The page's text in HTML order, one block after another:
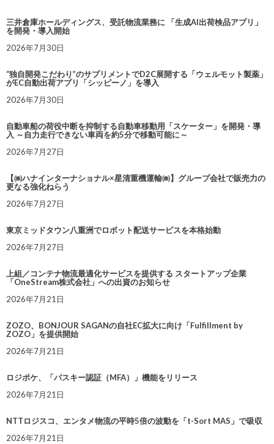
三井倉庫ホールディングス、受託物流業務に 「生成AI出荷検品アプリ」
を開発・導入開始
2026年7月30日
“独自開発こだわり”のサプリメントでD2C展開する「ウェルモット製薬」
がEC自動出荷アプリ「シッピーノ」を導入
2026年7月30日
自動車船の荷役中断を抑制する自動車移動用「スケーター」を開発・導
入 ～自力走行できない車両を約5分で移動可能に～
2026年7月27日
【㈱ハナインターナショナル×星清重機運輸㈱】グループ会社で販売力の
更なる強化ねらう
2026年7月27日
東京ミッドタウン八重洲でロボット配送サービスを本格始動
2026年7月27日
上組／コンテナ物流最適化サービスを提供する スタートアップ企業
「OneStream株式会社」への出資のお知らせ
2026年7月21日
ZOZO、BONJOUR SAGANの自社EC拡大に向け「Fulfillment by
ZOZO」を提供開始
2026年7月21日
ロジポケ、「パスキー認証（MFA）」機能をリリース
2026年7月21日
NTTロジスコ、エンタメ物流の平時5倍の波動を「t-Sort MAS」で吸収
2026年7月21日